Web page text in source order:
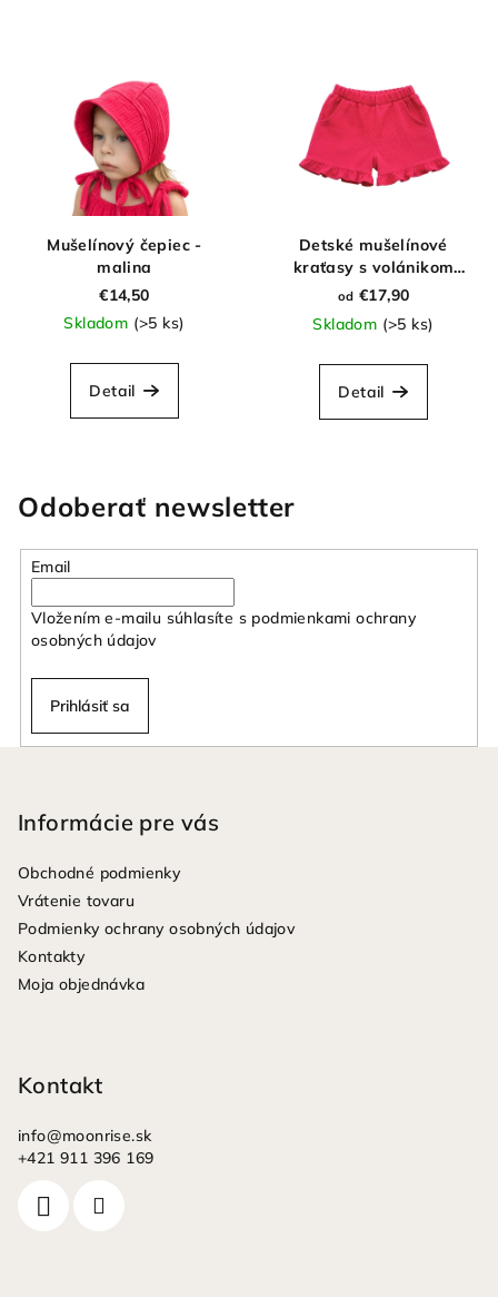
Mušelínový čepiec -
malina
€14,50
Skladom (>5 ks)
Detail
Detské mušelínové
kraťasy s volánikom
malina
od €17,90
Skladom (>5 ks)
Detail
Odoberať newsletter
Email
Vložením e-mailu súhlasíte s podmienkami ochrany
osobných údajov
Prihlásiť sa
Informácie pre vás
Obchodné podmienky
Vrátenie tovaru
Podmienky ochrany osobných údajov
Kontakty
Moja objednávka
Kontakt
info@moonrise.sk
+421 911 396 169